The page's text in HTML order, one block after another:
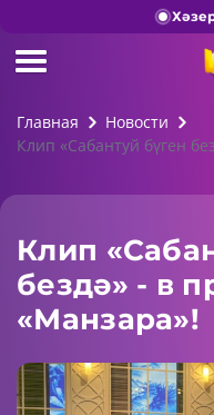
Главная
Новости
Клип «Сабантуй бүген
Клип
бездә» - в
«Манзара»!